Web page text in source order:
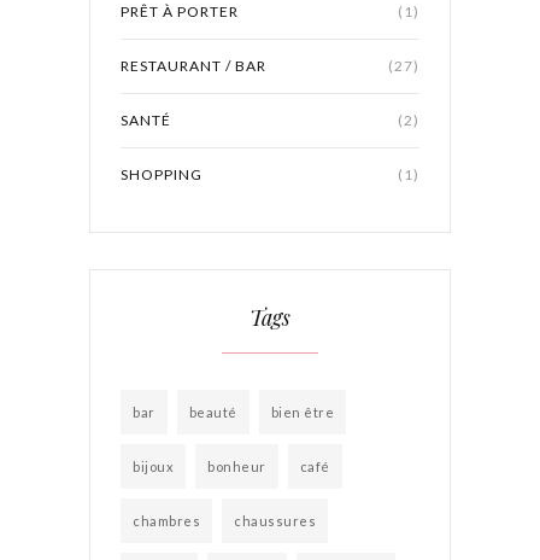
PRÊT À PORTER (1)
RESTAURANT / BAR (27)
SANTÉ (2)
SHOPPING (1)
Tags
bar beauté bien être
bijoux bonheur café
chambres chaussures